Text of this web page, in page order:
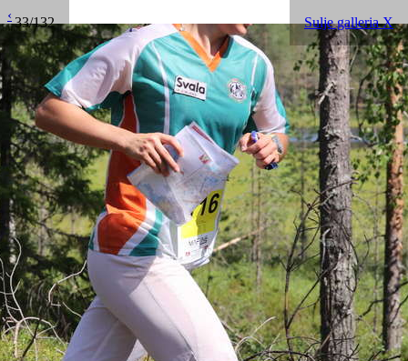
33/132 Sulje galleria X
‹